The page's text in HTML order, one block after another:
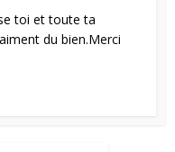
toi et toute ta
du bien.Merci